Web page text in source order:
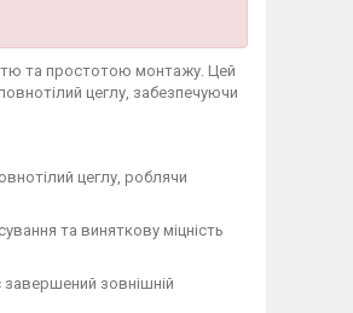
та простотою монтажу. Цей
цеглу, забезпечуючи
цеглу, роблячи
та виняткову міцність
зовнішній